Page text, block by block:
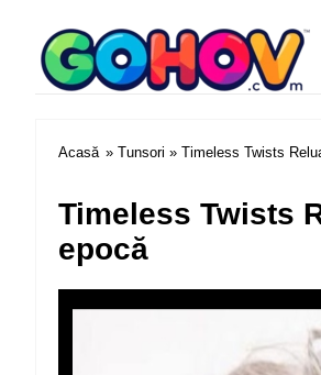
Acasă » Tunsori » Timeless Twists
Timeless Twists
epocă